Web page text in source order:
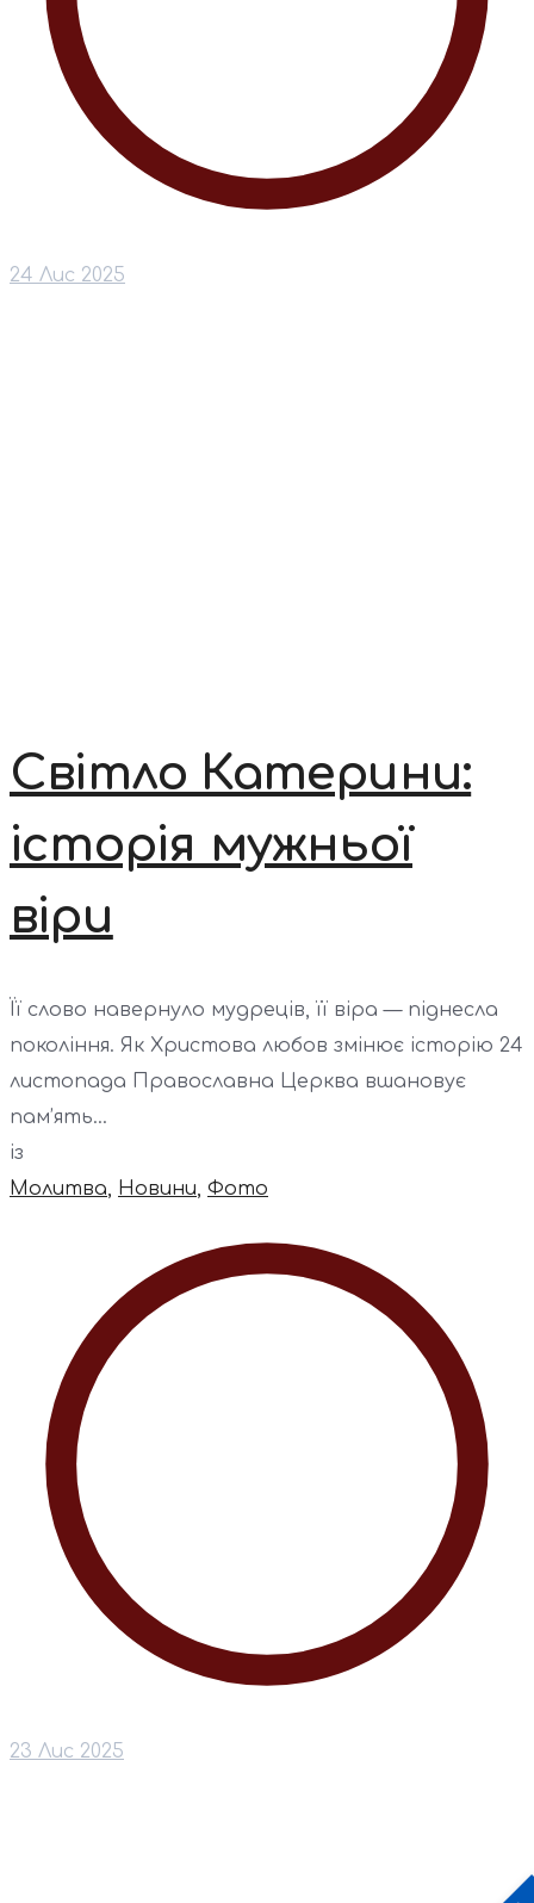
24 Лис 2025
Світло Катерини:
історія мужньої
віри
Її слово навернуло мудреців, її віра — піднесла
покоління. Як Христова любов змінює історію 24
листопада Православна Церква вшановує
пам’ять...
із
Молитва, Новини, Фото
23 Лис 2025